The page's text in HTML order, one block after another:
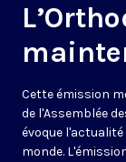
Cette émission
de l'Assemblée
évoque
monde.